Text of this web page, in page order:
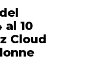
al 10
Cloud